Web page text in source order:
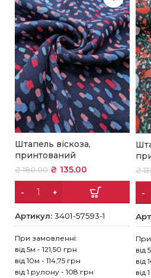
Штапель віскоза,
принтований
₴180.00 ₴ 135.00
Артикул:3401-57593-1
При замовленні:
від 5м - 121,50 грн
від 10м - 114,75 грн
від 1 рулону - 108 грн
₴
При
від
від
від